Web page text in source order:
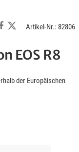
Artikel-Nr.: 82806
EOS R8
der Europäischen